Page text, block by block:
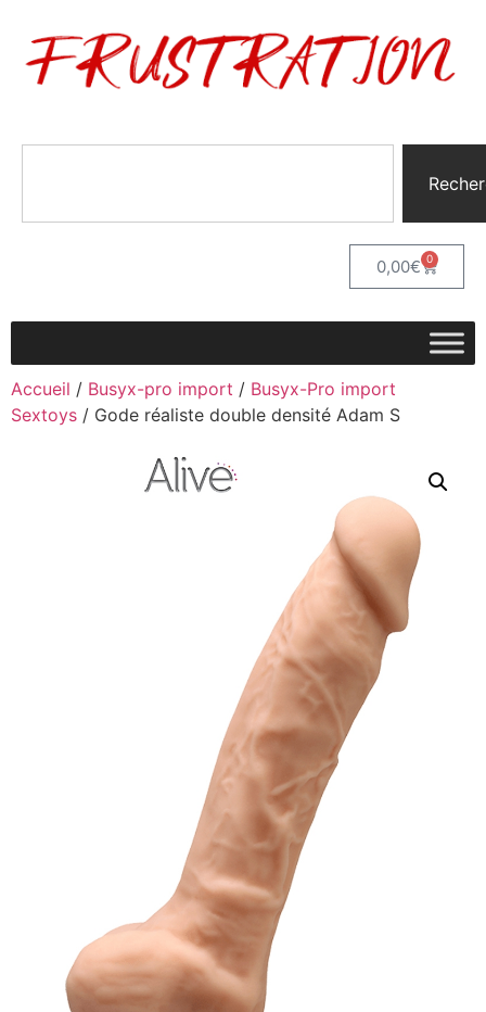
0,00€ 0
Accueil / Busyx-pro import / Busyx-Pro import
Sextoys / Gode réaliste double densité Adam S